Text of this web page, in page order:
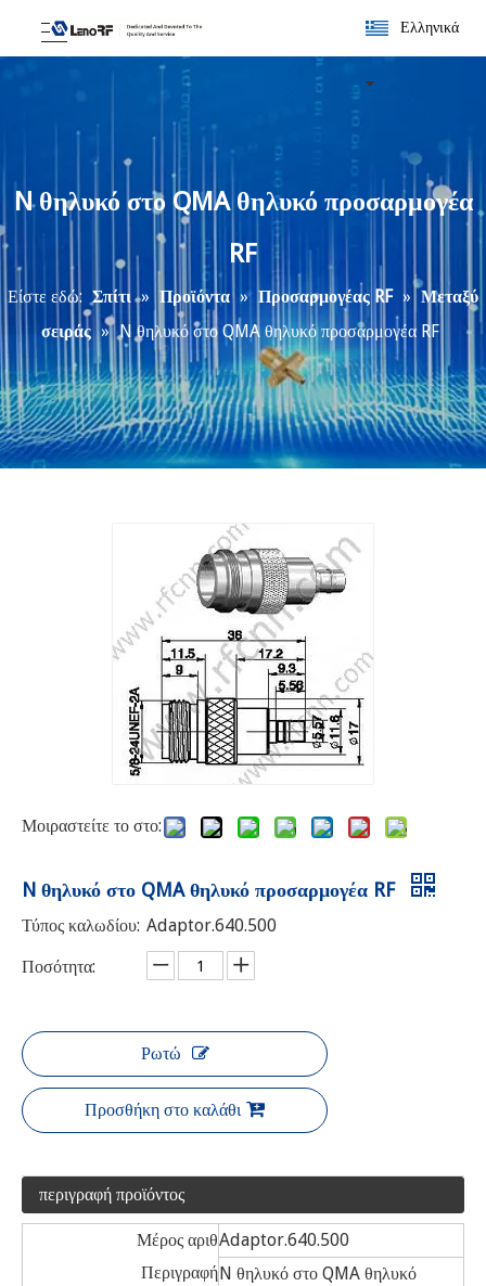
Ελληνικά
N θηλυκό στο QMA θηλυκό προσαρμογέα
RF
Είστε εδώ: Σπίτι » Προϊόντα » Προσαρμογέας RF » Μεταξύ
σειράς » N θηλυκό στο QMA θηλυκό προσαρμογέα RF
Μοιραστείτε το στο:
N θηλυκό στο QMA θηλυκό προσαρμογέα RF
Τύπος καλωδίου: Adaptor.640.500
Ποσότητα:
Ρωτώ
Προσθήκη στο καλάθι
περιγραφή προϊόντος
Μέρος αριθAdaptor.640.500
ΠεριγραφήN θηλυκό στο QMA θηλυκό